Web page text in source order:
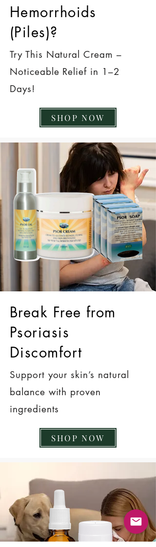
Hemorrhoids
(Piles)?
Try This Natural Cream –
Noticeable Relief in 1–2
Days!
SHOP NOW
Break Free from
Psoriasis
Discomfort
Support your skin’s natural
balance with proven
ingredients
SHOP NOW